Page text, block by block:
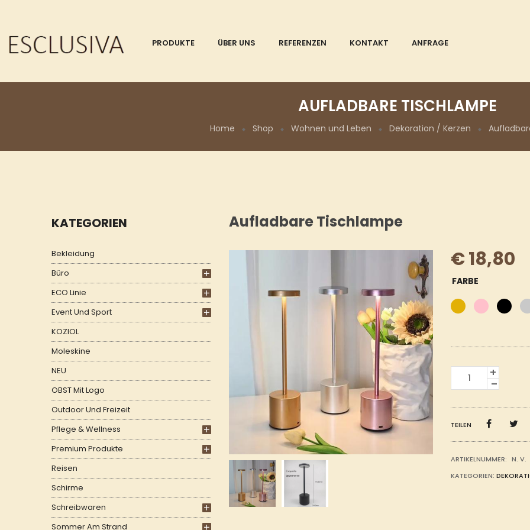
PRODUKTE ÜBER UNS REFERENZEN KONTAKT ANFRAGE
AUFLADBARE TISCHLAMPE
Home Shop Wohnen und Leben Dekoration / Kerzen
KATEGORIEN
Bekleidung
Büro
ECO Linie
Event Und Sport
KOZIOL
Moleskine
NEU
OBST Mit Logo
Outdoor Und Freizeit
Pflege & Wellness
Premium Produkte
Reisen
Schirme
Schreibwaren
Sommer Am Strand
Aufladbare Tischlampe
€18,80
FARBE
AUFLADBARE
TISCHLAMPE
MENGE
TEILEN
ARTIKELNUMMER: N. V.
KATEGORIEN: